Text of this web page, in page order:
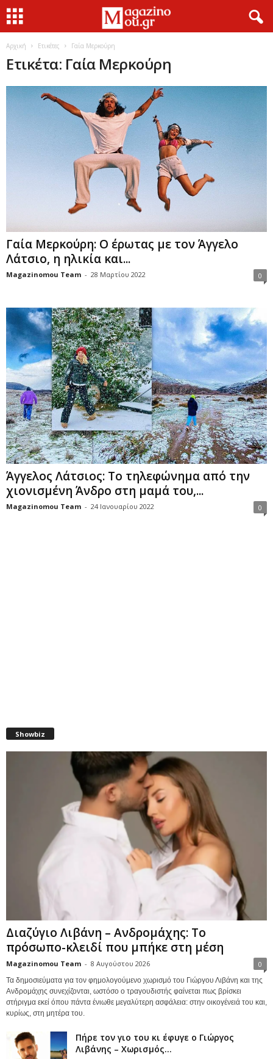
Αρχική Ετικέτες Γαία Μερκούρη
Ετικέτα: Γαία Μερκούρη
Γαία Μερκούρη: Ο έρωτας με τον Άγγελο
Λάτσιο, η ηλικία και...
Magazinomou Team - 28 Μαρτίου 2022 0
Άγγελος Λάτσιος: Το τηλεφώνημα από την
χιονισμένη Άνδρο στη μαμά του,...
Magazinomou Team - 24 Ιανουαρίου 2022 0
Showbiz
Διαζύγιο Λιβάνη – Ανδρομάχης: Το
πρόσωπο-κλειδί που μπήκε στη μέση
Magazinomou Team - 8 Αυγούστου 2026 0
Τα δημοσιεύματα για τον φημολογούμενο χωρισμό του Γιώργου Λιβάνη και της
Ανδρομάχης συνεχίζονται, ωστόσο ο τραγουδιστής φαίνεται πως βρίσκει
στήριγμα εκεί όπου πάντα ένιωθε μεγαλύτερη ασφάλεια: στην οικογένειά του και,
κυρίως, στη μητέρα του.
Πήρε τον γιο του κι έφυγε ο Γιώργος
Λιβάνης – Χωρισμός...